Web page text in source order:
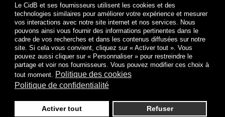
Le CidB et ses fournisseurs utilisent les cookies et des
technologies similaires pour améliorer votre expérience et mesurer
vos interactions avec notre site internet et nos services. Nous
pouvons ainsi vous fournir des informations pertinentes dans le
cadre de vos recherches et dans les contenus diffusées sur notre
site. Si cela vous convient, cliquez sur « Activer tout ». Vous
pouvez aussi cliquer sur « Personnaliser » pour restreindre le
partage et voir nos fournisseurs. Vous pouvez modifier ces choix à
tout moment. Politique des cookies
Politique de confidentialité
Activer tout Refuser
J’ai lu et j’accepte lesTermes et conditionset la
Politique de confidentialité
Je m'abonne